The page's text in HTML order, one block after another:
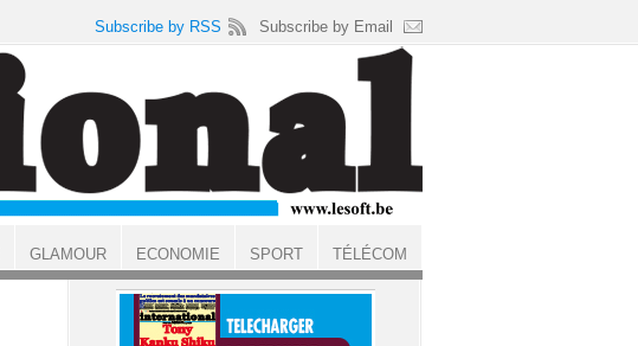
Subscribe by RSS Subscribe by Email
GLAMOUR ECONOMIE SPORT TÉLÉCOM